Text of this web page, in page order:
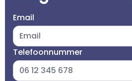
Email
Telefoonnummer